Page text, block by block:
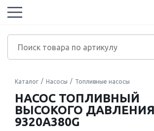
Каталог Насосы Топливные насосы
НАСОС ТОПЛИВНЫЙ
ВЫСОКОГО ДАВЛЕНИЯ
9320A380G